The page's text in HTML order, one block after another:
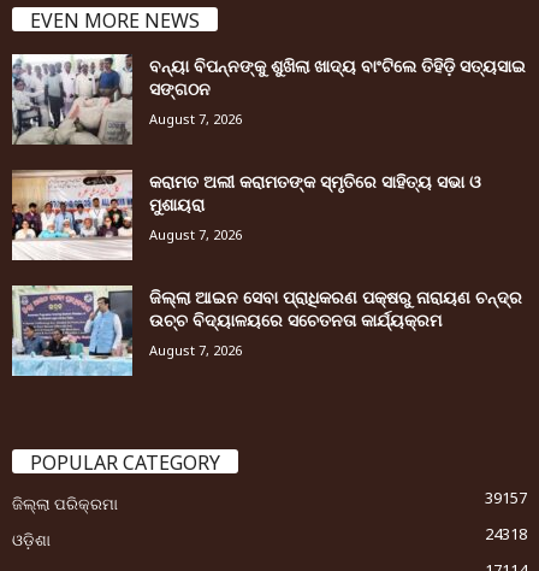
EVEN MORE NEWS
ବନ୍ୟା ବିପନ୍ନଙ୍କୁ ଶୁଖିଲା ଖାଦ୍ୟ ବାଂଟିଲେ ତିହିଡି଼ ସତ୍ୟସାଇ
ସଙ୍ଗଠନ
August 7, 2026
କରାମତ ଅଲୀ କରାମତଙ୍କ ସ୍ମୃତିରେ ସାହିତ୍ୟ ସଭା ଓ
ମୁଶାୟରା
August 7, 2026
ଜିଲ୍ଲା ଆଇନ ସେବା ପ୍ରାଧିକରଣ ପକ୍ଷରୁ ନାରାୟଣ ଚନ୍ଦ୍ର
ଉଚ୍ଚ ବିଦ୍ୟାଳୟରେ ସଚେତନତା କାର୍ଯ୍ୟକ୍ରମ
August 7, 2026
POPULAR CATEGORY
ଜିଲ୍ଲା ପରିକ୍ରମା
39157
ଓଡ଼ିଶା
24318